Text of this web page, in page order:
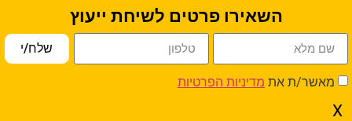
השאירו פרטים לשיחת ייעוץ
מאשר/ת את מדיניות הפרטיות
שלח/י
X
פתח סרגל נגישות